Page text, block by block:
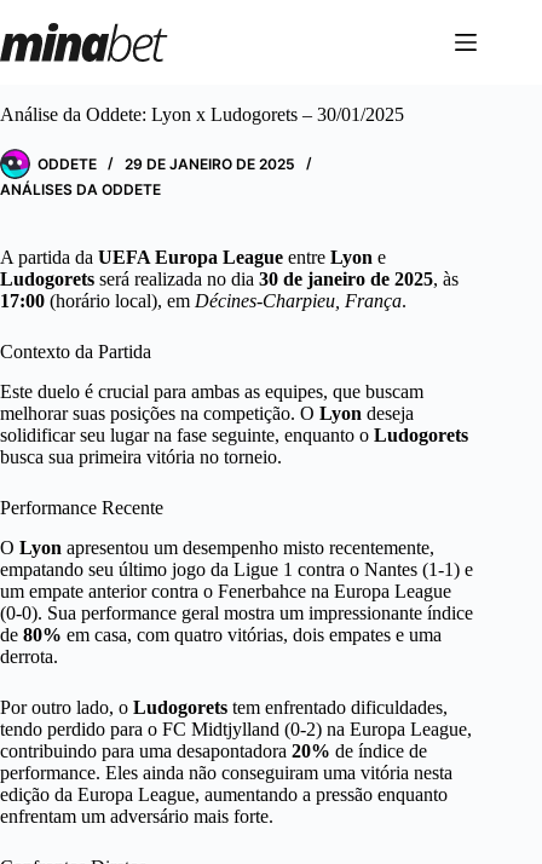
para
o
Análise da Oddete: Lyon x Ludogorets – 30/01/2025
ODDETE
29 DE JANEIRO DE 2025
ANÁLISES DA ODDETE
A partida da UEFA Europa League entre Lyon e
Ludogorets será realizada no dia 30 de janeiro de 2025, às
17:00 (horário local), em Décines-Charpieu, França.
Contexto da Partida
Este duelo é crucial para ambas as equipes, que buscam
melhorar suas posições na competição. O Lyon deseja
solidificar seu lugar na fase seguinte, enquanto o Ludogorets
busca sua primeira vitória no torneio.
Performance Recente
O Lyon apresentou um desempenho misto recentemente,
empatando seu último jogo da Ligue 1 contra o Nantes (1-1) e
um empate anterior contra o Fenerbahce na Europa League
(0-0). Sua performance geral mostra um impressionante índice
de 80% em casa, com quatro vitórias, dois empates e uma
derrota.
Por outro lado, o Ludogorets tem enfrentado dificuldades,
tendo perdido para o FC Midtjylland (0-2) na Europa League,
contribuindo para uma desapontadora 20% de índice de
performance. Eles ainda não conseguiram uma vitória nesta
edição da Europa League, aumentando a pressão enquanto
enfrentam um adversário mais forte.